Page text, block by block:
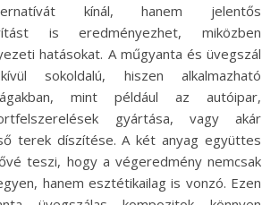
kínál, hanem jelentős
is eredményezhet, miközben
hatásokat. A műgyanta és üvegszál
sokoldalú, hiszen alkalmazható
mint például az autóipar,
gyártása, vagy akár
terek díszítése. A két anyag együttes
teszi, hogy a végeredmény nemcsak
hanem esztétikailag is vonzó. Ezen